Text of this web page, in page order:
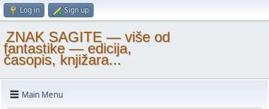
Log in Sign up
ZNAK SAGITE — više od
fantastike — edicija,
časopis, knjižara...
Main Menu